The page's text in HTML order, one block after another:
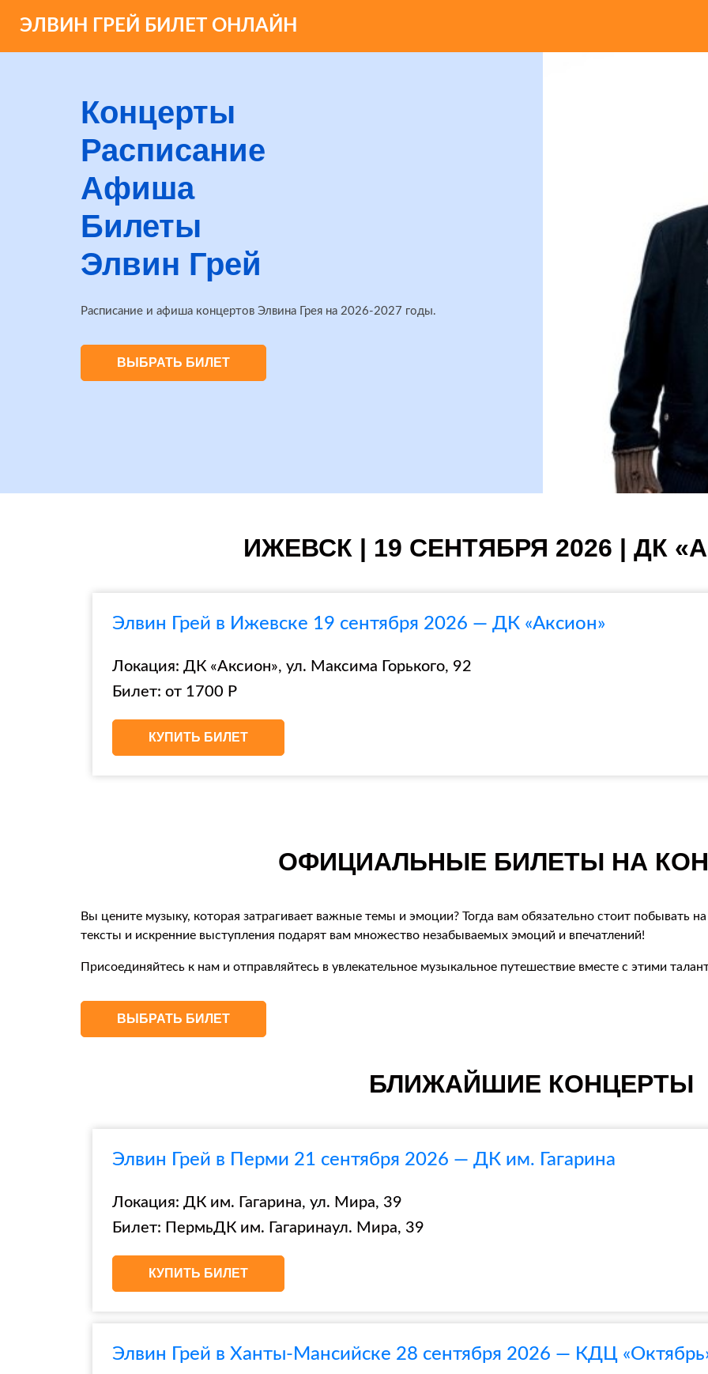
ЭЛВИН ГРЕЙ БИЛЕТ ОНЛАЙН
Концерты
Расписание
Афиша
Билеты
Элвин Грей
Расписание и афиша концертов Элвина Грея на 2026-2027 годы.
ВЫБРАТЬ БИЛЕТ
ИЖЕВСК | 19 СЕНТЯБРЯ 2026 | ДК
Элвин Грей в Ижевске 19 сентября 2026 — ДК «Аксион»
Локация: ДК «Аксион», ул. Максима Горького, 92
Билет: от 1700 Р
КУПИТЬ БИЛЕТ
ОФИЦИАЛЬНЫЕ БИЛЕТЫ НА
Вы цените музыку, которая затрагивает важные темы и эмоции? Тогда вам обязательно стоит побывать
тексты и искренние выступления подарят вам множество незабываемых эмоций и впечатлений!
Присоединяйтесь к нам и отправляйтесь в увлекательное музыкальное путешествие вместе с этими
ВЫБРАТЬ БИЛЕТ
БЛИЖАЙШИЕ КОНЦЕРТЫ
Элвин Грей в Перми 21 сентября 2026 — ДК им. Гагарина
Локация: ДК им. Гагарина, ул. Мира, 39
Билет: ПермьДК им. Гагаринаул. Мира, 39
КУПИТЬ БИЛЕТ
Элвин Грей в Ханты-Мансийске 28 сентября 2026 — КДЦ